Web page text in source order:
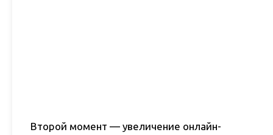
Второй момент — увеличение онлайн-